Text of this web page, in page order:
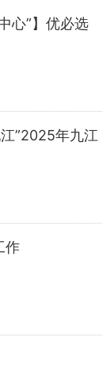
心”】优必选
”2025年九江
作